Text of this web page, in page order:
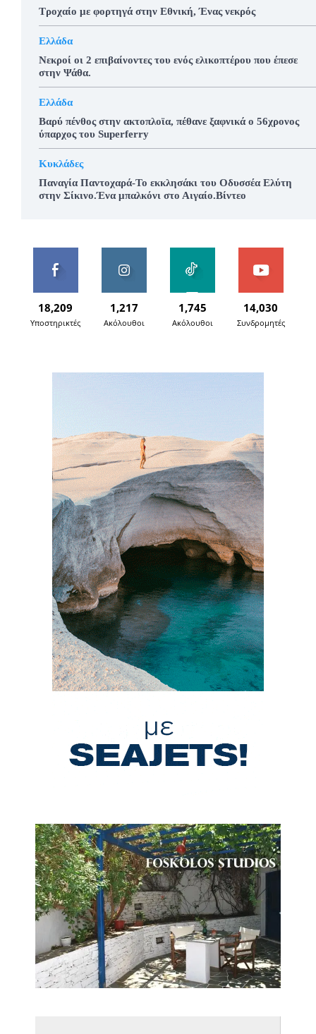
Τροχαίο με φορτηγά στην Εθνική, Ένας νεκρός
Ελλάδα
Νεκροί οι 2 επιβαίνοντες του ενός ελικοπτέρου που έπεσε
στην Ψάθα.
Ελλάδα
Βαρύ πένθος στην ακτοπλοϊα, πέθανε ξαφνικά ο 56χρονος
ύπαρχος του Superferry
Κυκλάδες
Παναγία Παντοχαρά-Το εκκλησάκι του Οδυσσέα Ελύτη
στην Σίκινο.Ένα μπαλκόνι στο Αιγαίο.Βίντεο
18,209
Υποστηρικτές
1,217
Ακόλουθοι
1,745
Ακόλουθοι
14,030
Συνδρομητές